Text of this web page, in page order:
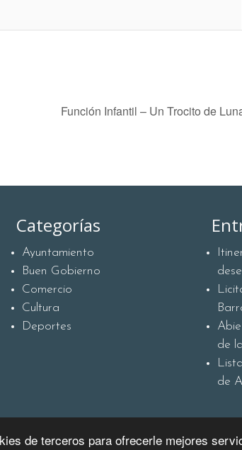
de terceros para ofrecerle mejores
Función Infantil – Un Trocito de
Categorías
Ayuntamiento
Buen Gobierno
Comercio
Cultura
Deportes
de
de